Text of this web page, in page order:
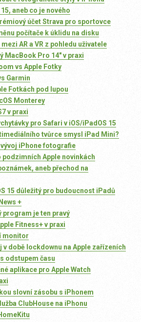
aneb co je nového
účet Strava pro sportovce
počítače k úklidu na disku
AR a VR z pohledu uživatele
MacBook Pro 14″ v praxi
vs Apple Fotky
Garmin
Fotkách pod lupou
Monterey
v praxi
pro Safari v iOS/iPadOS 15
tvůrce smysl iPad Mini?
vývoj iPhone fotografie
podzimních Apple novinkách
aneb přechod na
15 důležitý pro budoucnost iPadů
+
program je ten pravý
Fitness+ v praxi
monitor
v době lockdownu na Apple zařízeních
odstupem času
aplikace pro Apple Watch
slovní zásobu s iPhonem
ClubHouse na iPhonu